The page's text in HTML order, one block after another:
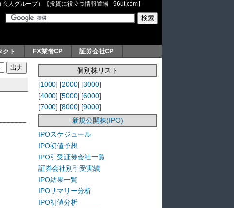
人グループ）【投資に役立つ情報置場 - 96ut.com】
クト FX業者CP 証券会社CP
個別株リスト
[1000] [2000] [3000]
[4000] [5000] [6000]
[7000] [8000] [9000]
新規公開株(IPO)
IPOスケジュール
IPO初値予想
IPO引受証券会社一覧
証券会社別引受実績
IPO結果一覧
IPOサマリー分析
IPO初値分析